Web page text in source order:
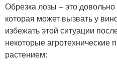
Обрезка лозы – это
которая может вызвать у
избежать этой ситуации
некоторые агротехнические
растением: